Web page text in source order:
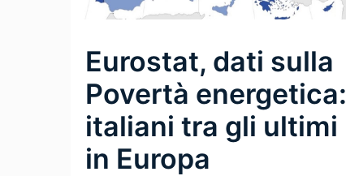
Eurostat, dati sulla
Povertà energetica:
italiani tra gli ultimi
in Europa